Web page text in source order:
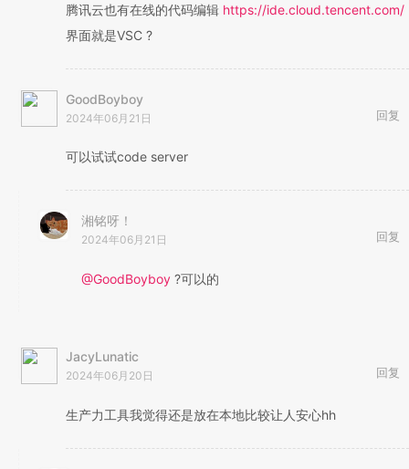
腾讯云也有在线的代码编辑 https://ide.cloud.tencent.com/
界面就是VSC ?
GoodBoyboy
2024年06月21日 回复
可以试试code server
湘铭呀！
2024年06月21日 回复
@GoodBoyboy?可以的
JacyLunatic
2024年06月20日 回复
生产力工具我觉得还是放在本地比较让人安心hh